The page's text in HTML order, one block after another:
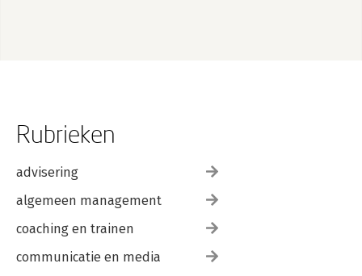
Rubrieken
advisering
algemeen management
coaching en trainen
communicatie en media